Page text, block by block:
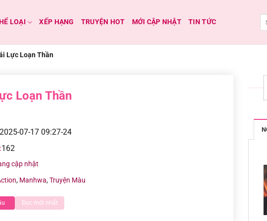
LOẠI XẾP HẠNG TRUYỆN HOT MỚI CẬP NHẬT TIN TỨC
Lực Loạn Thần
Loạn Thần
2025-07-17 09:27-24
162
cập nhật
, Manhwa,Truyện Màu
Đọc mới nhất